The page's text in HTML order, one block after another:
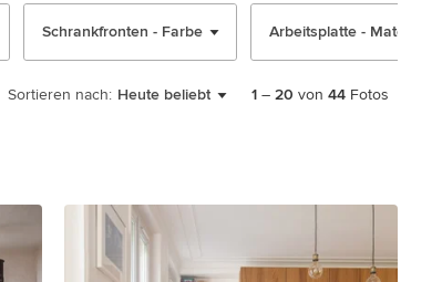
Schrankfronten - Farbe Arbeitsplatte - Material
Sortieren nach: Heute beliebt 1 – 20 von 44 Fotos